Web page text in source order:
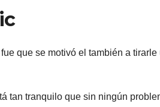
que se motivó el también a
tan tranquilo que sin ningún